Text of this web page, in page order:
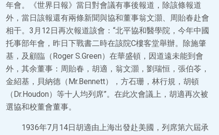
年會。《世界日報》當日對會議有事後報道，除該條報道
外，當日該報還有兩條新聞與協和董事翁文灝、周貽春赴會
相干。3月12日再次報道該會：“北平協和醫學院，今年中國
托事部年會，昨日下戰書二時在該院C樓客堂舉辦。除施肇
基，及顧臨（Roger S.Green）在華盛頓，因道遠未能到會
外，其余董事：周貽春，胡適，翁文灝，劉瑞恒，張伯苓，
金紹基，貝納德（Mr.Bennett），方石珊，林行規，胡頓
（Dr.Houdon）等十人均列席”。在此次會議上，胡適再次被
選協和校董會董事。
1936年7月14日胡適由上海出發赴美國，列席第六屆承